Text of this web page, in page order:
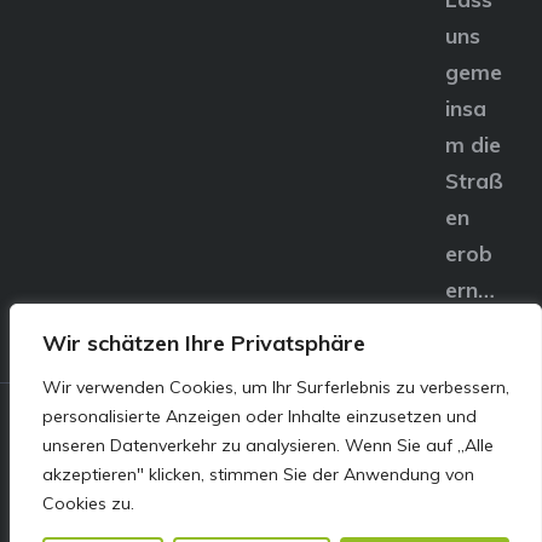
Wir schätzen Ihre Privatsphäre
Wir verwenden Cookies, um Ihr Surferlebnis zu verbessern,
personalisierte Anzeigen oder Inhalte einzusetzen und
unseren Datenverkehr zu analysieren. Wenn Sie auf „Alle
akzeptieren" klicken, stimmen Sie der Anwendung von
Cookies zu.
uns
geme
insa
m die
Straß
en
erob
ern…
© E&S Motors GmbH,
Linzer Straße 83 4240
Freistadt